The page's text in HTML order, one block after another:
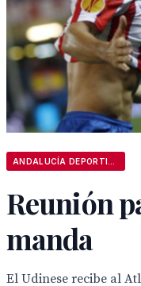
Reunión
manda
El Udinese recibe al